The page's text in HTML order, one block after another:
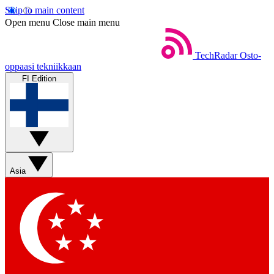
Skip to main content
Open menu Close main menu
TechRadar Osto-
oppaasi tekniikkaan
FI Edition
Asia